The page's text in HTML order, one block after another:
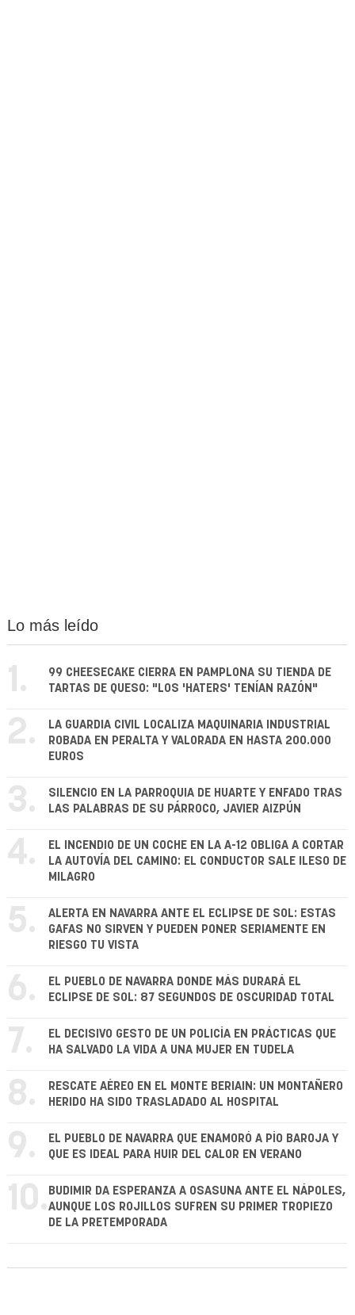
Lo más leído
1.
99 CHEESECAKE CIERRA EN PAMPLONA SU TIENDA DE
TARTAS DE QUESO: "LOS 'HATERS' TENÍAN RAZÓN"
2.
LA GUARDIA CIVIL LOCALIZA MAQUINARIA INDUSTRIAL
ROBADA EN PERALTA Y VALORADA EN HASTA 200.000
EUROS
3.
SILENCIO EN LA PARROQUIA DE HUARTE Y ENFADO TRAS
LAS PALABRAS DE SU PÁRROCO, JAVIER AIZPÚN
4.
EL INCENDIO DE UN COCHE EN LA A-12 OBLIGA A CORTAR
LA AUTOVÍA DEL CAMINO: EL CONDUCTOR SALE ILESO DE
MILAGRO
5.
ALERTA EN NAVARRA ANTE EL ECLIPSE DE SOL: ESTAS
GAFAS NO SIRVEN Y PUEDEN PONER SERIAMENTE EN
RIESGO TU VISTA
6.
EL PUEBLO DE NAVARRA DONDE MÁS DURARÁ EL
ECLIPSE DE SOL: 87 SEGUNDOS DE OSCURIDAD TOTAL
7.
EL DECISIVO GESTO DE UN POLICÍA EN PRÁCTICAS QUE
HA SALVADO LA VIDA A UNA MUJER EN TUDELA
8.
RESCATE AÉREO EN EL MONTE BERIAIN: UN MONTAÑERO
HERIDO HA SIDO TRASLADADO AL HOSPITAL
9.
EL PUEBLO DE NAVARRA QUE ENAMORÓ A PÍO BAROJA Y
QUE ES IDEAL PARA HUIR DEL CALOR EN VERANO
10. BUDIMIR DA ESPERANZA A OSASUNA ANTE EL NÁPOLES,
AUNQUE LOS ROJILLOS SUFREN SU PRIMER TROPIEZO
DE LA PRETEMPORADA